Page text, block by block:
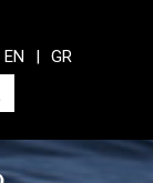
EN GR